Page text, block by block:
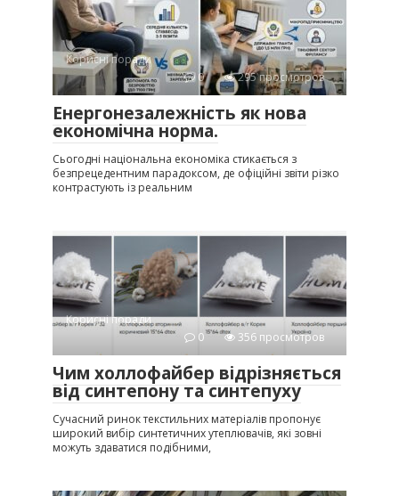
Корисні поради
0
295 просмотров
Енергонезалежність як нова
економічна норма.
Сьогодні національна економіка стикається з
безпрецедентним парадоксом, де офіційні звіти різко
контрастують із реальним
Корисні поради
0
356 просмотров
Чим холлофайбер відрізняється
від синтепону та синтепуху
Сучасний ринок текстильних матеріалів пропонує
широкий вибір синтетичних утеплювачів, які зовні
можуть здаватися подібними,